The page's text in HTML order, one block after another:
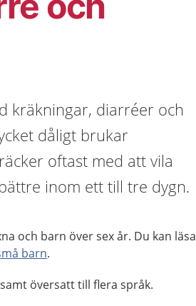
kräkningar, diarréer och
dåligt brukar
oftast med att vila
inom ett till tre dygn.
och barn över sex år. Du kan läsa
barn.
översatt till flera språk.